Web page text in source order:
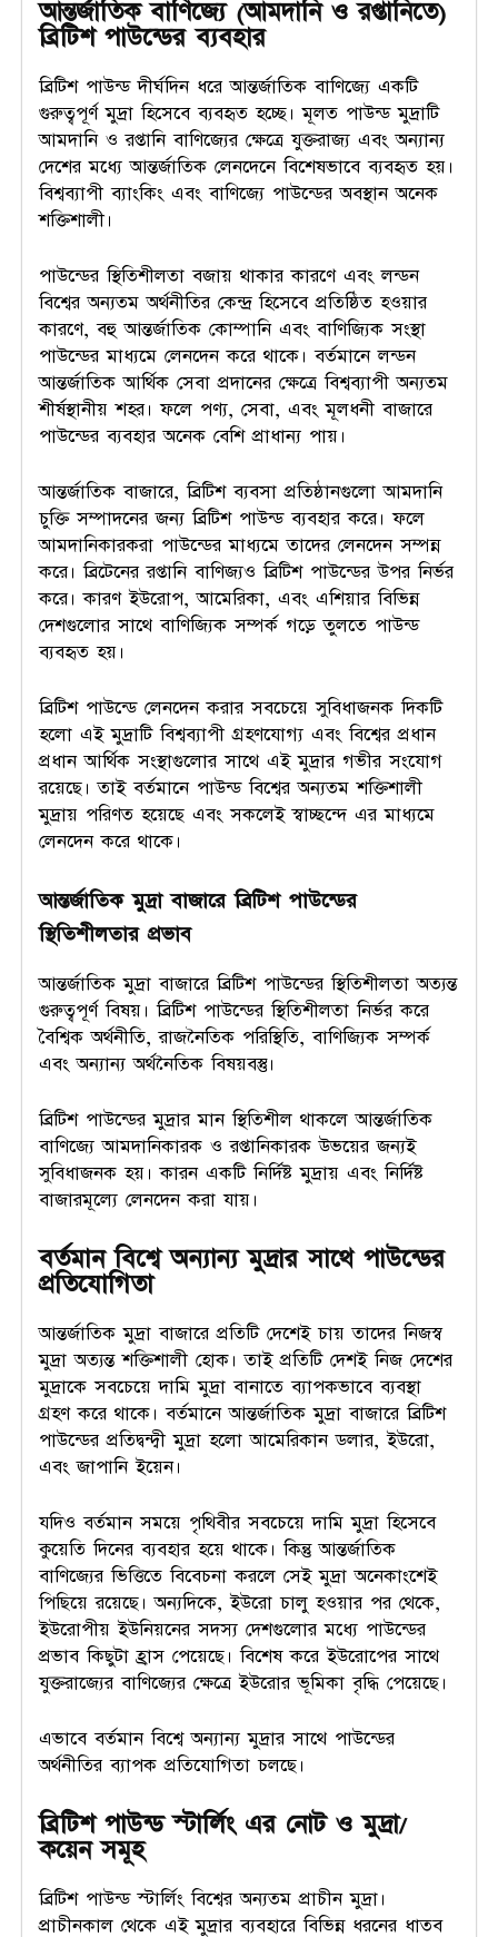
আন্তর্জাতিক বাণিজ্যে (আমদানি ও রপ্তানিতে)
ব্রিটিশ পাউন্ডের ব্যবহার
ব্রিটিশ পাউন্ড দীর্ঘদিন ধরে আন্তর্জাতিক বাণিজ্যে একটি
গুরুত্বপূর্ণ মুদ্রা হিসেবে ব্যবহৃত হচ্ছে। মূলত পাউন্ড মুদ্রাটি
আমদানি ও রপ্তানি বাণিজ্যের ক্ষেত্রে যুক্তরাজ্য এবং অন্যান্য
দেশের মধ্যে আন্তর্জাতিক লেনদেনে বিশেষভাবে ব্যবহৃত হয়।
বিশ্বব্যাপী ব্যাংকিং এবং বাণিজ্যে পাউন্ডের অবস্থান অনেক
শক্তিশালী।
পাউন্ডের স্থিতিশীলতা বজায় থাকার কারণে এবং লন্ডন
বিশ্বের অন্যতম অর্থনীতির কেন্দ্র হিসেবে প্রতিষ্ঠিত হওয়ার
কারণে, বহু আন্তর্জাতিক কোম্পানি এবং বাণিজ্যিক সংস্থা
পাউন্ডের মাধ্যমে লেনদেন করে থাকে। বর্তমানে লন্ডন
আন্তর্জাতিক আর্থিক সেবা প্রদানের ক্ষেত্রে বিশ্বব্যাপী অন্যতম
শীর্ষস্থানীয় শহর। ফলে পণ্য, সেবা, এবং মূলধনী বাজারে
পাউন্ডের ব্যবহার অনেক বেশি প্রাধান্য পায়।
আন্তর্জাতিক বাজারে, ব্রিটিশ ব্যবসা প্রতিষ্ঠানগুলো আমদানি
চুক্তি সম্পাদনের জন্য ব্রিটিশ পাউন্ড ব্যবহার করে। ফলে
আমদানিকারকরা পাউন্ডের মাধ্যমে তাদের লেনদেন সম্পন্ন
করে। ব্রিটেনের রপ্তানি বাণিজ্যও ব্রিটিশ পাউন্ডের উপর নির্ভর
করে। কারণ ইউরোপ, আমেরিকা, এবং এশিয়ার বিভিন্ন
দেশগুলোর সাথে বাণিজ্যিক সম্পর্ক গড়ে তুলতে পাউন্ড
ব্যবহৃত হয়।
ব্রিটিশ পাউন্ডে লেনদেন করার সবচেয়ে সুবিধাজনক দিকটি
হলো এই মুদ্রাটি বিশ্বব্যাপী গ্রহণযোগ্য এবং বিশ্বের প্রধান
প্রধান আর্থিক সংস্থাগুলোর সাথে এই মুদ্রার গভীর সংযোগ
রয়েছে। তাই বর্তমানে পাউন্ড বিশ্বের অন্যতম শক্তিশালী
মুদ্রায় পরিণত হয়েছে এবং সকলেই স্বাচ্ছন্দে এর মাধ্যমে
লেনদেন করে থাকে।
আন্তর্জাতিক মুদ্রা বাজারে ব্রিটিশ পাউন্ডের
স্থিতিশীলতার প্রভাব
আন্তর্জাতিক মুদ্রা বাজারে ব্রিটিশ পাউন্ডের স্থিতিশীলতা অত্যন্ত
গুরুত্বপূর্ণ বিষয়। ব্রিটিশ পাউন্ডের স্থিতিশীলতা নির্ভর করে
বৈশ্বিক অর্থনীতি, রাজনৈতিক পরিস্থিতি, বাণিজ্যিক সম্পর্ক
এবং অন্যান্য অর্থনৈতিক বিষয়বস্তু।
ব্রিটিশ পাউন্ডের মুদ্রার মান স্থিতিশীল থাকলে আন্তর্জাতিক
বাণিজ্যে আমদানিকারক ও রপ্তানিকারক উভয়ের জন্যই
সুবিধাজনক হয়। কারন একটি নির্দিষ্ট মুদ্রায় এবং নির্দিষ্ট
বাজারমূল্যে লেনদেন করা যায়।
বর্তমান বিশ্বে অন্যান্য মুদ্রার সাথে পাউন্ডের
প্রতিযোগিতা
আন্তর্জাতিক মুদ্রা বাজারে প্রতিটি দেশেই চায় তাদের নিজস্ব
মুদ্রা অত্যন্ত শক্তিশালী হোক। তাই প্রতিটি দেশই নিজ দেশের
মুদ্রাকে সবচেয়ে দামি মুদ্রা বানাতে ব্যাপকভাবে ব্যবস্থা
গ্রহণ করে থাকে। বর্তমানে আন্তর্জাতিক মুদ্রা বাজারে ব্রিটিশ
পাউন্ডের প্রতিদ্বন্দ্বী মুদ্রা হলো আমেরিকান ডলার, ইউরো,
এবং জাপানি ইয়েন।
যদিও বর্তমান সময়ে পৃথিবীর সবচেয়ে দামি মুদ্রা হিসেবে
কুয়েতি দিনের ব্যবহার হয়ে থাকে। কিন্তু আন্তর্জাতিক
বাণিজ্যের ভিত্তিতে বিবেচনা করলে সেই মুদ্রা অনেকাংশেই
পিছিয়ে রয়েছে। অন্যদিকে, ইউরো চালু হওয়ার পর থেকে,
ইউরোপীয় ইউনিয়নের সদস্য দেশগুলোর মধ্যে পাউন্ডের
প্রভাব কিছুটা হ্রাস পেয়েছে। বিশেষ করে ইউরোপের সাথে
যুক্তরাজ্যের বাণিজ্যের ক্ষেত্রে ইউরোর ভূমিকা বৃদ্ধি পেয়েছে।
এভাবে বর্তমান বিশ্বে অন্যান্য মুদ্রার সাথে পাউন্ডের
অর্থনীতির ব্যাপক প্রতিযোগিতা চলছে।
ব্রিটিশ পাউন্ড স্টার্লিং এর নোট ও মুদ্রা/
কয়েন সমূহ
ব্রিটিশ পাউন্ড স্টার্লিং বিশ্বের অন্যতম প্রাচীন মুদ্রা।
প্রাচীনকাল থেকে এই মুদ্রার ব্যবহারে বিভিন্ন ধরনের ধাতব